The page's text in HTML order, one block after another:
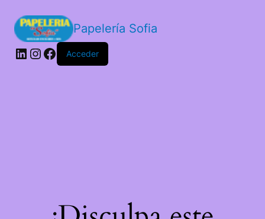
Papelería Sofia
LinkedIn
Instagram
Facebook
Acceder